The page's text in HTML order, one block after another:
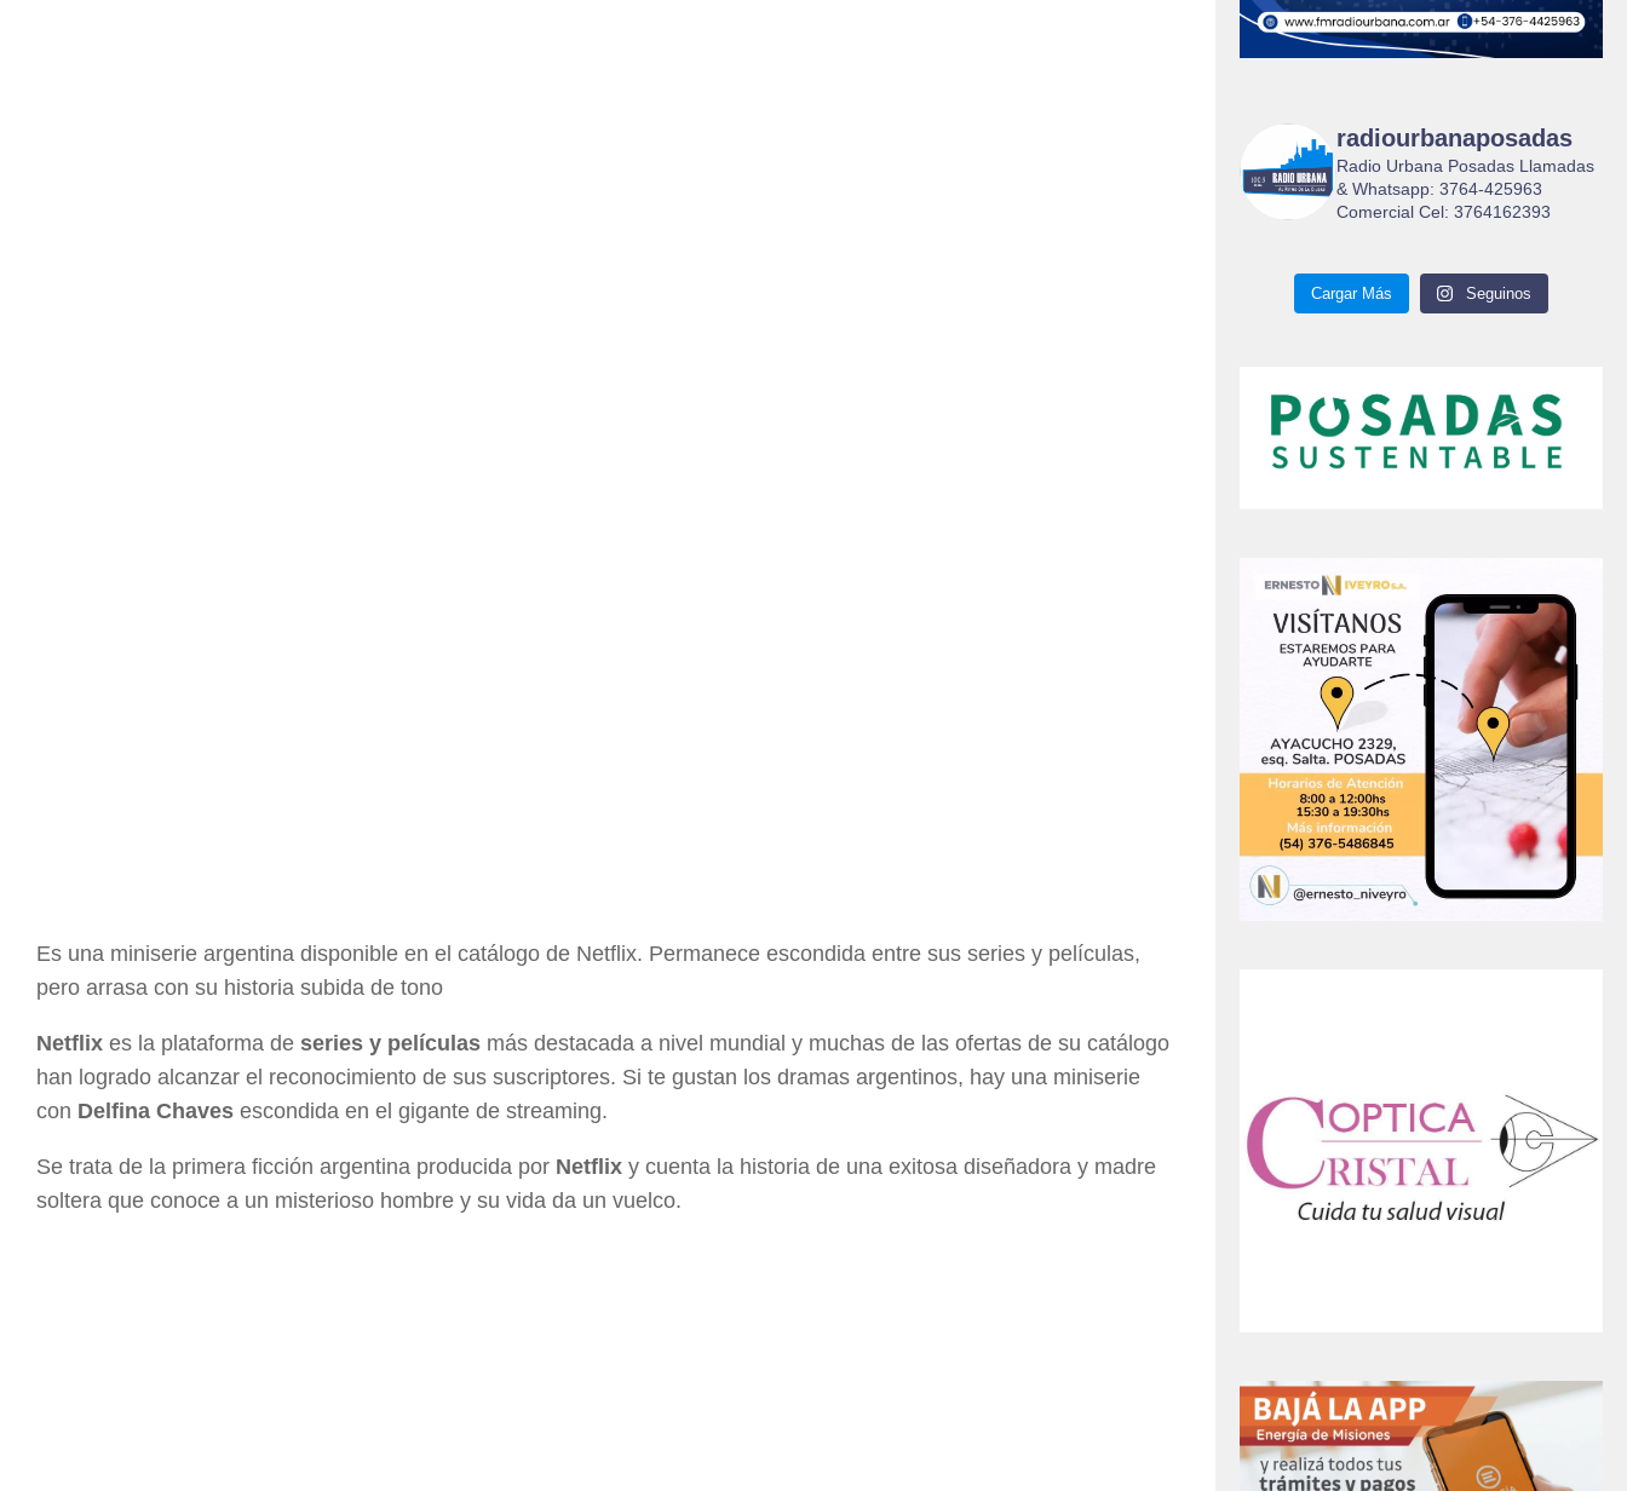
Es una miniserie argentina disponible en el catálogo de Netflix. Permanece escondida entre sus series y películas,
pero arrasa con su historia subida de tono
Netflix es la plataforma de series y películas más destacada a nivel mundial y muchas de las ofertas de su catálogo
han logrado alcanzar el reconocimiento de sus suscriptores. Si te gustan los dramas argentinos, hay una miniserie
con Delfina Chaves escondida en el gigante de streaming.
Se trata de la primera ficción argentina producida por Netflix y cuenta la historia de una exitosa diseñadora y madre
soltera que conoce a un misterioso hombre y su vida da un vuelco.
radiourbanaposadas
Radio Urbana Posadas Llamadas
& Whatsapp: 3764-425963
Comercial Cel: 3764162393
Cargar Más Seguinos